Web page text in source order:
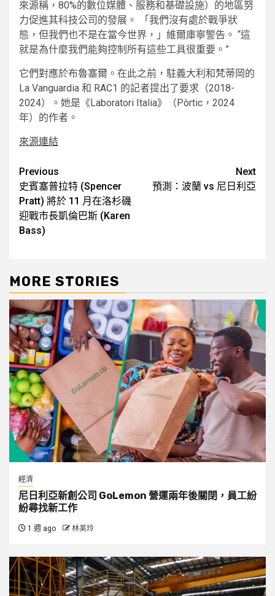
來源稱，80%的數位媒體、服務和基礎設施）的地區努
力促進其科技公司的發展。 「我們沒有處於戰爭狀
態，但我們也不是在當今世界，」維爾庫寧警告。 “這
就是為什麼我們能夠控制所有這些工具很重要。”
它們對應於布魯塞爾。在此之前，駐義大利和梵蒂岡的
La Vanguardia 和 RAC1 的記者提出了要求（2018-
2024）。她是《Laboratori Italia》（Pòrtic，2024
年）的作者。
來源連結
Post
navigation
Previous
史賓塞普拉特 (Spencer
Pratt) 將於 11 月在洛杉磯
迎戰市長凱倫巴斯 (Karen
Bass)
Next
預測：波蘭 vs 尼日利亞
MORE STORIES
經濟
尼日利亞新創公司 GoLemon 營運兩年後關閉，員工紛
紛尋找新工作
1 週 ago 林美玲